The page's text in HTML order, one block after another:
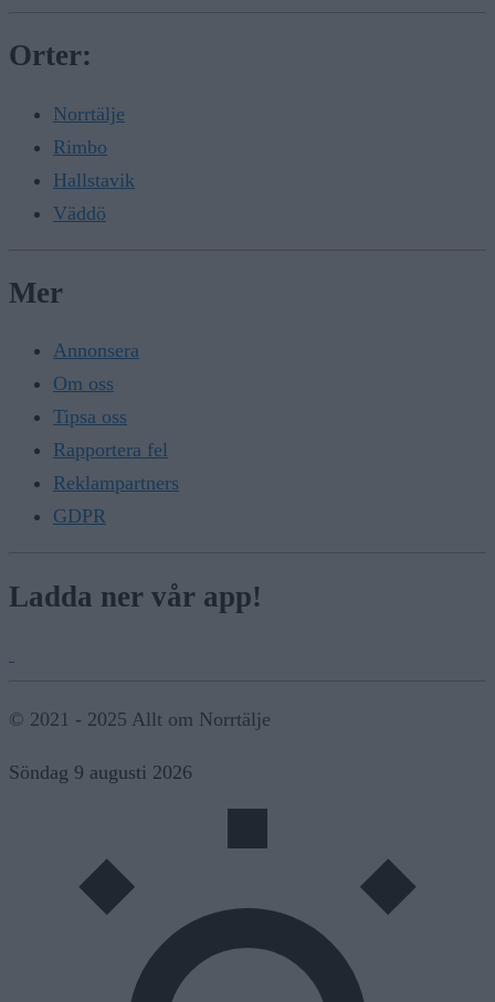
Orter:
Norrtälje
Rimbo
Hallstavik
Väddö
Mer
Annonsera
Om oss
Tipsa oss
Rapportera fel
Reklampartners
GDPR
Ladda ner vår app!
© 2021 - 2025 Allt om Norrtälje
Söndag 9 augusti 2026